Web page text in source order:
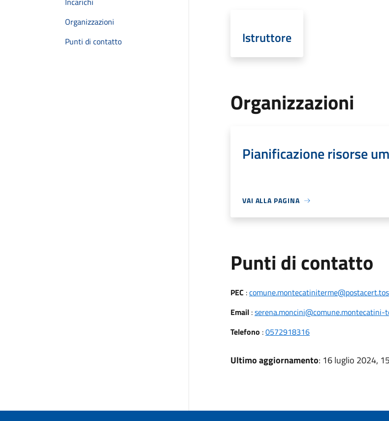
Organizzazioni
Punti di contatto
Istruttore
Organizzazioni
Pianificazione risorse
VAI ALLA PAGINA
Punti di contatto
PEC :
Email:serena.moncini@comune.montecatini-
Telefono :0572918316
Ultimo aggiornamento: 16 luglio 2024,